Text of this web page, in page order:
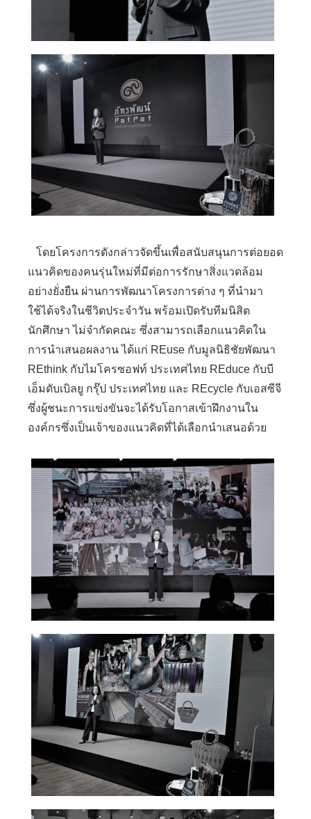
โดยโครงการดังกล่าวจัดขึ้นเพื่อสนับสนุนการต่อยอด
แนวคิดของคนรุ่นใหม่ที่มีต่อการรักษาสิ่งแวดล้อม
อย่างยั่งยืน ผ่านการพัฒนาโครงการต่าง ๆ ที่นำมา
ใช้ได้จริงในชีวิตประจำวัน พร้อมเปิดรับทีมนิสิต
นักศึกษา ไม่จำกัดคณะ ซึ่งสามารถเลือกแนวคิดใน
การนำเสนอผลงาน ได้แก่ REuse กับมูลนิธิชัยพัฒนา
REthink กับไมโครซอฟท์ ประเทศไทย REduce กับบี
เอ็มดับเบิลยู กรุ๊ป ประเทศไทย และ REcycle กับเอสซีจี
ซึ่งผู้ชนะการแข่งขันจะได้รับโอกาสเข้าฝึกงานใน
องค์กรซึ่งเป็นเจ้าของแนวคิดที่ได้เลือกนำเสนอด้วย